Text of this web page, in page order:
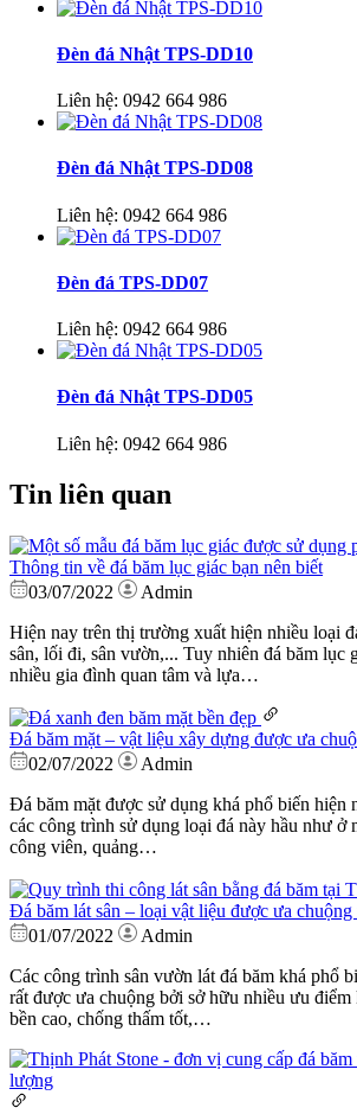
Đèn đá Nhật TPS-DD10
Liên hệ: 0942 664 986
Đèn đá Nhật TPS-DD08
Liên hệ: 0942 664 986
Đèn đá TPS-DD07
Liên hệ: 0942 664 986
Đèn đá Nhật TPS-DD05
Liên hệ: 0942 664 986
Tin liên quan
Thông tin về đá băm lục giác bạn nên biết
03/07/2022
Admin
Hiện nay trên thị trường xuất hiện nhiều loại
sân, lối đi, sân vườn,... Tuy nhiên đá băm lục
nhiều gia đình quan tâm và lựa…
Đá băm mặt – vật liệu xây dựng được ưa
02/07/2022
Admin
Đá băm mặt được sử dụng khá phổ biến hiện
các công trình sử dụng loại đá này hầu như ở
công viên, quảng…
Đá băm lát sân – loại vật liệu được ưa
01/07/2022
Admin
Các công trình sân vườn lát đá băm khá phổ
rất được ưa chuộng bởi sở hữu nhiều ưu
bền cao, chống thấm tốt,…